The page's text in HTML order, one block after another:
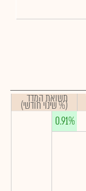
תשואת המדד
(% שינוי חודשי)
0.91%